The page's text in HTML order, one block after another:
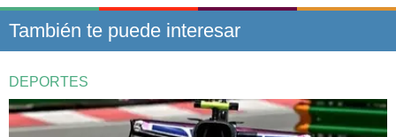
También te puede interesar
DEPORTES